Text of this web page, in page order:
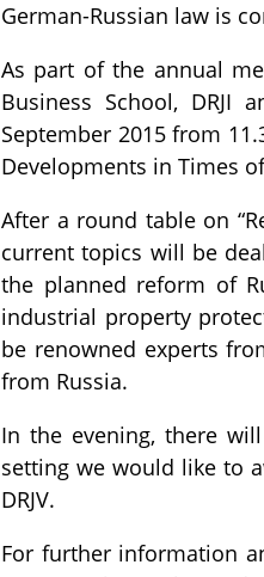
German-Russian law is
As part of the annual
Business School, DRJI
September 2015 from
Developments in Times
After a round table on
current topics will be
the planned reform of
industrial property
be renowned experts
from Russia.
In the evening, there
setting we would like to
DRJV.
For further information